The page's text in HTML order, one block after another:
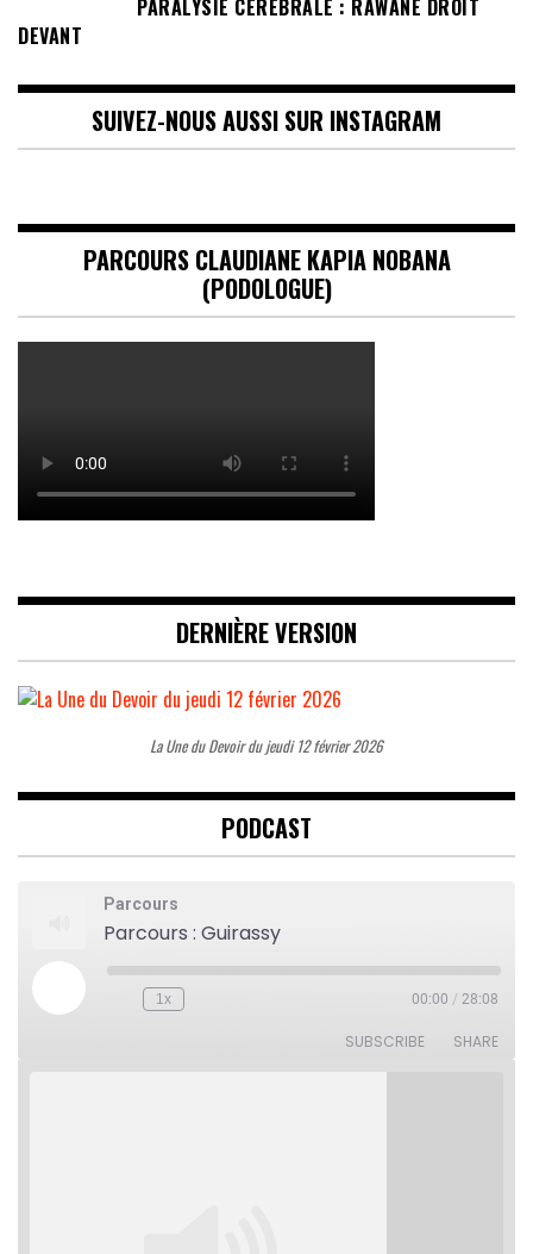
PARALYSIE CÉRÉBRALE : RAWANE DROIT
DEVANT
SUIVEZ-NOUS AUSSI SUR INSTAGRAM
PARCOURS CLAUDIANE KAPIA NOBANA
(PODOLOGUE)
DERNIÈRE VERSION
La Une du Devoir du jeudi 12 février 2026
PODCAST
Parcours
Parcours : Guirassy
Play
Episode
Rewind
1x 00:00 / 28:08
SUBSCRIBE SHARE